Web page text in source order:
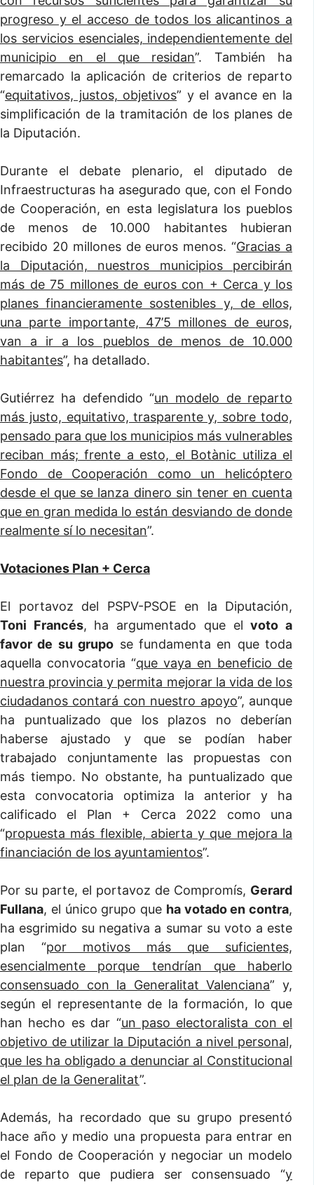
progreso y el acceso de todos los alicantinos a
los servicios esenciales, independientemente del
municipio en el que residan”. También ha
remarcado la aplicación de criterios de reparto
“equitativos, justos, objetivos” y el avance en la
simplificación de la tramitación de los planes de
la Diputación.
Durante el debate plenario, el diputado de
Infraestructuras ha asegurado que, con el Fondo
de Cooperación, en esta legislatura los pueblos
de menos de 10.000 habitantes hubieran
recibido 20 millones de euros menos. “Gracias a
la Diputación, nuestros municipios percibirán
más de 75 millones de euros con + Cerca y los
planes financieramente sostenibles y, de ellos,
una parte importante, 47’5 millones de euros,
van a ir a los pueblos de menos de 10.000
habitantes”, ha detallado.
Gutiérrez ha defendido “un modelo de reparto
más justo, equitativo, trasparente y, sobre todo,
pensado para que los municipios más vulnerables
reciban más; frente a esto, el Botànic utiliza el
Fondo de Cooperación como un helicóptero
desde el que se lanza dinero sin tener en cuenta
que en gran medida lo están desviando de donde
realmente sí lo necesitan”.
Votaciones Plan + Cerca
El portavoz del PSPV-PSOE en la Diputación,
Toni Francés, ha argumentado que elvoto a
favor de su grupo se fundamenta en que toda
aquella convocatoria “que vaya en beneficio de
nuestra provincia y permita mejorar la vida de los
ciudadanos contará con nuestro apoyo”, aunque
ha puntualizado que los plazos no deberían
haberse ajustado y que se podían haber
trabajado conjuntamente las propuestas con
más tiempo. No obstante, ha puntualizado que
esta convocatoria optimiza la anterior y ha
calificado el Plan + Cerca 2022 como una
“propuesta más flexible, abierta y que mejora la
financiación de los ayuntamientos”.
Por su parte, el portavoz de Compromís, Gerard
Fullana, el único grupo que ha votado en contra,
ha esgrimido su negativa a sumar su voto a este
plan “por motivos más que suficientes,
esencialmente porque tendrían que haberlo
consensuado con la Generalitat Valenciana” y,
según el representante de la formación, lo que
han hecho es dar “un paso electoralista con el
objetivo de utilizar la Diputación a nivel personal,
que les ha obligado a denunciar al Constitucional
el plan de la Generalitat”.
Además, ha recordado que su grupo presentó
hace año y medio una propuesta para entrar en
el Fondo de Cooperación y negociar un modelo
de reparto que pudiera ser consensuado “y